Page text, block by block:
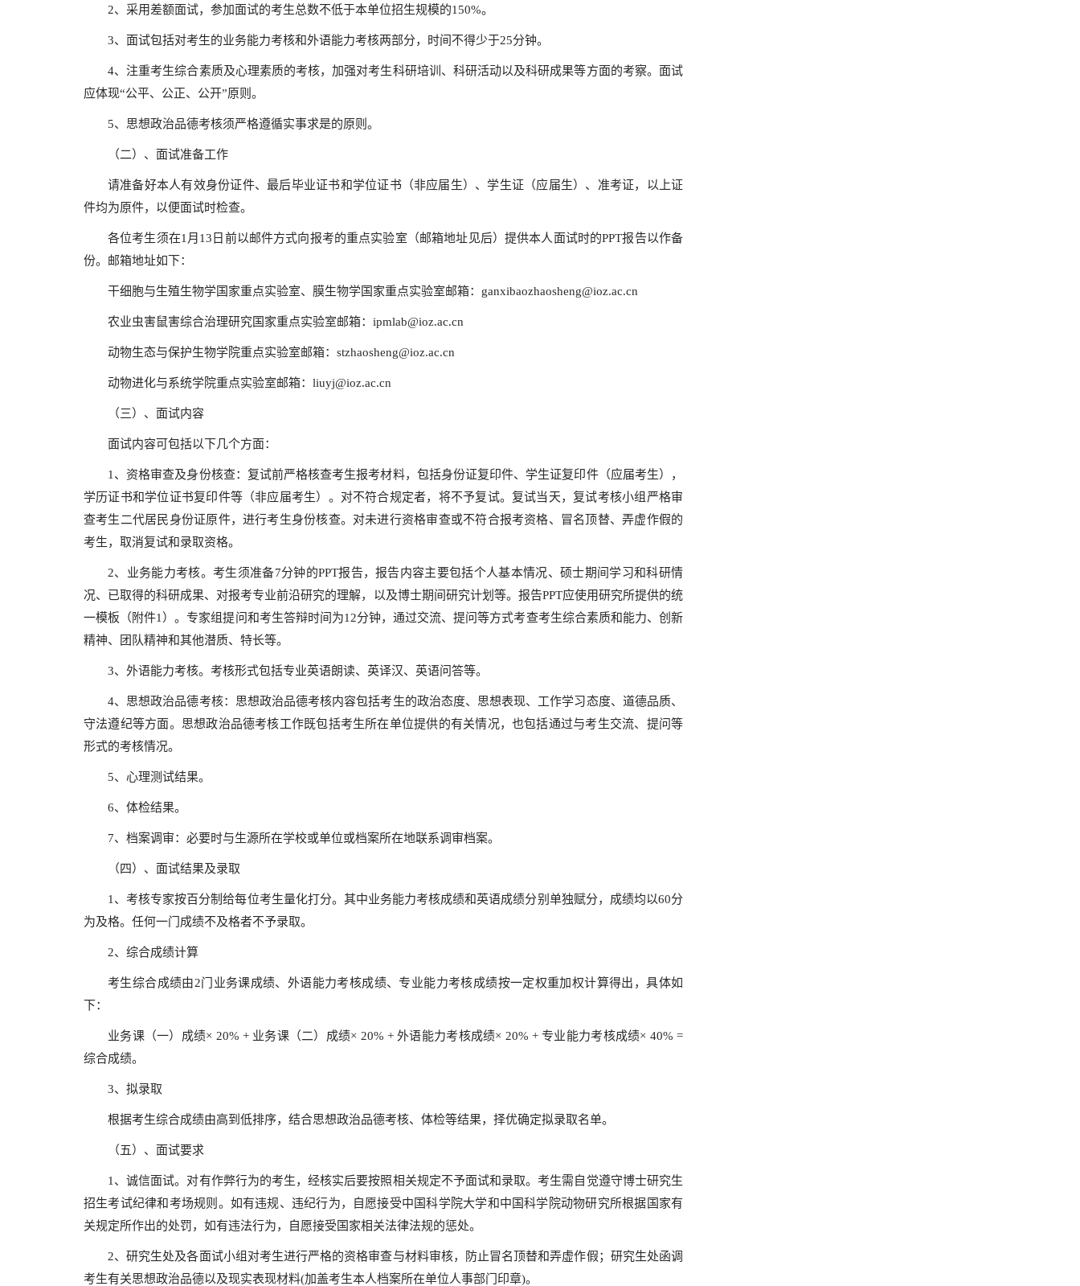
2、采用差额面试，参加面试的考生总数不低于本单位招生规模的150%。
3、面试包括对考生的业务能力考核和外语能力考核两部分，时间不得少于25分钟。
4、注重考生综合素质及心理素质的考核，加强对考生科研培训、科研活动以及科研成果等方面的考察。面试
应体现“公平、公正、公开”原则。
5、思想政治品德考核须严格遵循实事求是的原则。
（二）、面试准备工作
请准备好本人有效身份证件、最后毕业证书和学位证书（非应届生）、学生证（应届生）、准考证，以上证
件均为原件，以便面试时检查。
各位考生须在1月13日前以邮件方式向报考的重点实验室（邮箱地址见后）提供本人面试时的PPT报告以作备
份。邮箱地址如下：
干细胞与生殖生物学国家重点实验室、膜生物学国家重点实验室邮箱：ganxibaozhaosheng@ioz.ac.cn
农业虫害鼠害综合治理研究国家重点实验室邮箱：ipmlab@ioz.ac.cn
动物生态与保护生物学院重点实验室邮箱：stzhaosheng@ioz.ac.cn
动物进化与系统学院重点实验室邮箱：liuyj@ioz.ac.cn
（三）、面试内容
面试内容可包括以下几个方面：
1、资格审查及身份核查：复试前严格核查考生报考材料，包括身份证复印件、学生证复印件（应届考生），
学历证书和学位证书复印件等（非应届考生）。对不符合规定者，将不予复试。复试当天，复试考核小组严格审
查考生二代居民身份证原件，进行考生身份核查。对未进行资格审查或不符合报考资格、冒名顶替、弄虚作假的
考生，取消复试和录取资格。
2、业务能力考核。考生须准备7分钟的PPT报告，报告内容主要包括个人基本情况、硕士期间学习和科研情
况、已取得的科研成果、对报考专业前沿研究的理解，以及博士期间研究计划等。报告PPT应使用研究所提供的统
一模板（附件1）。专家组提问和考生答辩时间为12分钟，通过交流、提问等方式考查考生综合素质和能力、创新
精神、团队精神和其他潜质、特长等。
3、外语能力考核。考核形式包括专业英语朗读、英译汉、英语问答等。
4、思想政治品德考核：思想政治品德考核内容包括考生的政治态度、思想表现、工作学习态度、道德品质、
守法遵纪等方面。思想政治品德考核工作既包括考生所在单位提供的有关情况，也包括通过与考生交流、提问等
形式的考核情况。
5、心理测试结果。
6、体检结果。
7、档案调审：必要时与生源所在学校或单位或档案所在地联系调审档案。
（四）、面试结果及录取
1、考核专家按百分制给每位考生量化打分。其中业务能力考核成绩和英语成绩分别单独赋分，成绩均以60分
为及格。任何一门成绩不及格者不予录取。
2、综合成绩计算
考生综合成绩由2门业务课成绩、外语能力考核成绩、专业能力考核成绩按一定权重加权计算得出，具体如
下：
业务课（一）成绩× 20% + 业务课（二）成绩× 20% + 外语能力考核成绩× 20% + 专业能力考核成绩× 40% =
综合成绩。
3、拟录取
根据考生综合成绩由高到低排序，结合思想政治品德考核、体检等结果，择优确定拟录取名单。
（五）、面试要求
1、诚信面试。对有作弊行为的考生，经核实后要按照相关规定不予面试和录取。考生需自觉遵守博士研究生
招生考试纪律和考场规则。如有违规、违纪行为，自愿接受中国科学院大学和中国科学院动物研究所根据国家有
关规定所作出的处罚，如有违法行为，自愿接受国家相关法律法规的惩处。
2、研究生处及各面试小组对考生进行严格的资格审查与材料审核，防止冒名顶替和弄虚作假；研究生处函调
考生有关思想政治品德以及现实表现材料(加盖考生本人档案所在单位人事部门印章)。